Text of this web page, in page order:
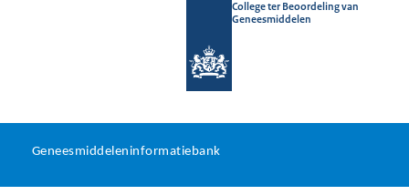
College ter Beoordeling van
Geneesmiddelen
U
Geneesmiddeleninformatiebank